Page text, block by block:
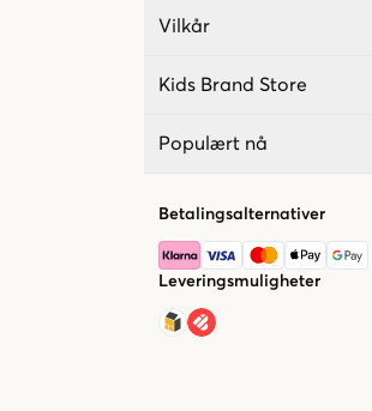
Vilkår
Kids Brand Store
Populært nå
Betalingsalternativer
Leveringsmuligheter